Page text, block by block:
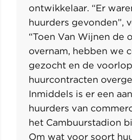
ontwikkelaar. “Er
huurders gevonden”,
“Toen Van Wijnen de
overnam, hebben we
gezocht en de
huurcontracten
Inmiddels is er een
huurders van
het Cambuurstadion
Om wat voor soort